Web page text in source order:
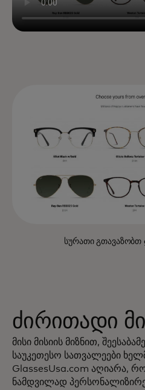
სურათი გთავაზობთ
ძირითადი
მისი მისიის მიზნით,
საუკეთესო სათვალეები
GlassesUsa.com აღიარა,
ნამდვილად